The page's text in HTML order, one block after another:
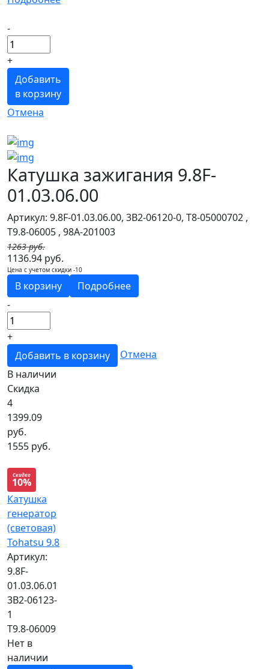
-
+
Добавить
в корзину
Отмена
Катушка зажигания 9.8F-
01.03.06.00
Артикул: 9.8F-01.03.06.00, 3B2-06120-0, T8-05000702 ,
T9.8-06005 , 98A-201003
1263 руб.
1136.94 руб.
Цена с учетом скидки -10
В корзину
Подробнее
-
+
Добавить в корзину
Отмена
В наличии
Скидка
4
1399.09
руб.
1555 руб.
Скидка
10%
Катушка
генератор
(световая)
Tohatsu 9.8
Артикул:
9.8F-
01.03.06.01
3B2-06123-
1
T9.8-06009
Нет в
наличии